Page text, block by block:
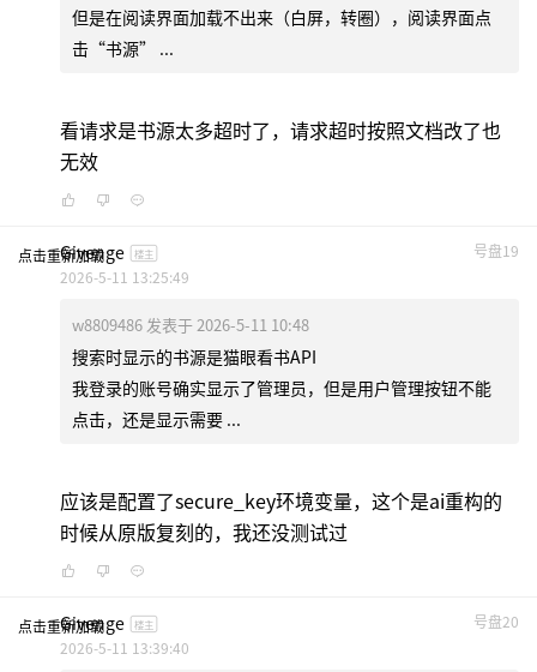
但是在阅读界面加载不出来（白屏，转圈），阅读界面点
击“书源” ...
看请求是书源太多超时了，请求超时按照文档改了也
无效
点击重新加载 号盘19
Givenge 楼主
2026-5-11 13:25:49
w8809486 发表于 2026-5-11 10:48
搜索时显示的书源是猫眼看书API
我登录的账号确实显示了管理员，但是用户管理按钮不能
点击，还是显示需要 ...
应该是配置了secure_key环境变量，这个是ai重构的
时候从原版复刻的，我还没测试过
点击重新加载 号盘20
Givenge 楼主
2026-5-11 13:39:40